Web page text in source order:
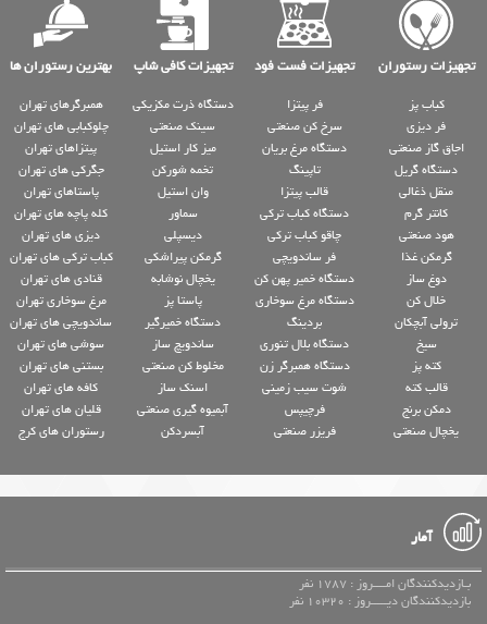
تجهیزات رستوران تجهیزات فست فود تجهیزات کافی شاپ بهترین رستوران ها
کباب پز
فر دیزی
اجاق گاز صنعتی
دستگاه گریل
منقل ذغالی
کانتر گرم
هود صنعتی
گرمکن غذا
دوغ ساز
خلال کن
ترولی آبچکان
سیخ
کته پز
قالب کته
دمکن برنج
یخچال صنعتی
فر پیتزا
سرخ کن صنعتی
دستگاه مرغ بریان
تاپینگ
قالب پیتزا
دستگاه کباب ترکی
چاقو کباب ترکی
فر ساندویچی
دستگاه خمیر پهن کن
دستگاه مرغ سوخاری
بردینگ
دستگاه بلال تنوری
دستگاه همبرگر زن
شوت سیب زمینی
فرچیپس
فریزر صنعتی
دستگاه ذرت مکزیکی
سینک صنعتی
میز کار استیل
تخمه شورکن
وان استیل
سماور
دیسپلی
گرمکن پیراشکی
یخچال نوشابه
پاستا پز
دستگاه خمیرگیر
ساندویچ ساز
مخلوط کن صنعتی
اسنک ساز
آبمیوه گیری صنعتی
آبسردکن
همبرگرهای تهران
چلوکبابی های تهران
پیتزاهای تهران
جگرکی های تهران
پاستاهای تهران
کله پاچه های تهران
دیزی های تهران
کباب ترکی های تهران
قنادی های تهران
مرغ سوخاری تهران
ساندویچی های تهران
سوشی های تهران
بستنی های تهران
کافه های تهران
قلیان های تهران
رستوران های کرج
آمار
بـازدیدکنندگان امــــروز : 1787 نفر
بازدیدکنندگان دیـــــروز : 10320 نفر